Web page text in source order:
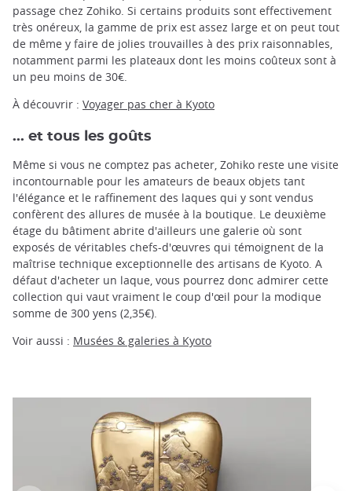
passage chez Zohiko. Si certains produits sont effectivement
très onéreux, la gamme de prix est assez large et on peut tout
de même y faire de jolies trouvailles à des prix raisonnables,
notamment parmi les plateaux dont les moins coûteux sont à
un peu moins de 30€.
À découvrir : Voyager pas cher à Kyoto
... et tous les goûts
Même si vous ne comptez pas acheter, Zohiko reste une visite
incontournable pour les amateurs de beaux objets tant
l'élégance et le raffinement des laques qui y sont vendus
confèrent des allures de musée à la boutique. Le deuxième
étage du bâtiment abrite d'ailleurs une galerie où sont
exposés de véritables chefs-d'œuvres qui témoignent de la
maîtrise technique exceptionnelle des artisans de Kyoto. A
défaut d'acheter un laque, vous pourrez donc admirer cette
collection qui vaut vraiment le coup d'œil pour la modique
somme de 300 yens (2,35€).
Voir aussi : Musées & galeries à Kyoto